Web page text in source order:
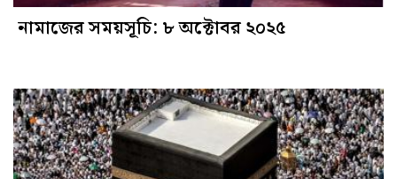
নামাজের সময়সূচি: ৮ অক্টোবর ২০২৫